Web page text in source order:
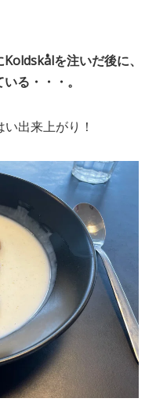
を注いだ後に、
る・・・。
出来上がり！